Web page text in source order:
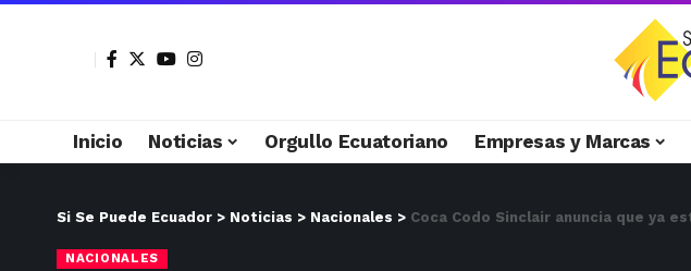
Inicio Noticias Orgullo Ecuatoriano Empresas y Marcas
Si Se Puede Ecuador > Noticias > Nacionales > Coca Codo Sinclair anuncia que ya
NACIONALES